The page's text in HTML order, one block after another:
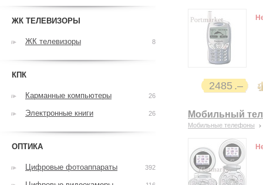
2485
Мобильный
Мобильные телефоны
ЖК ТЕЛЕВИЗОРЫ
ЖК телевизоры 8
КПК
Карманные компьютеры 26
Электронные книги 26
ОПТИКА
Цифровые фотоаппараты 392